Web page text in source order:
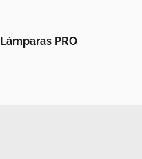
Lámparas PRO